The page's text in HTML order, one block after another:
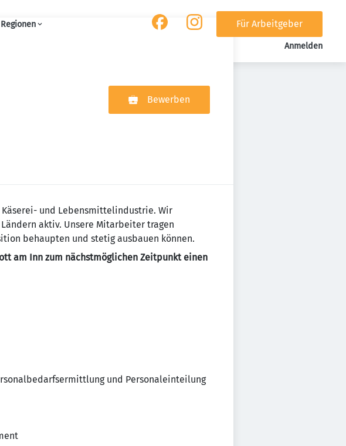
Regionen
Für Arbeitgeber
Anmelden
Bewerben
und Lebensmittelindustrie. Wir
aktiv. Unsere Mitarbeiter tragen
behaupten und stetig ausbauen können.
am Inn zum nächstmöglichen Zeitpunkt einen
und Personaleinteilung